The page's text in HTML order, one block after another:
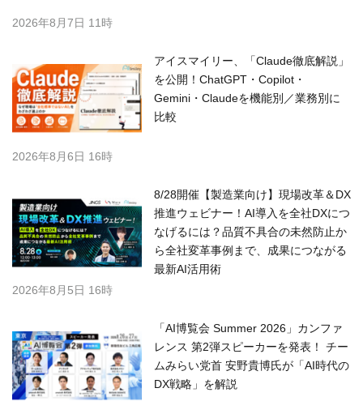
2026年8月7日 11時
アイスマイリー、「Claude徹底解説」
を公開！ChatGPT・Copilot・
Gemini・Claudeを機能別／業務別に
比較
2026年8月6日 16時
8/28開催【製造業向け】現場改革＆DX
推進ウェビナー！AI導入を全社DXにつ
なげるには？品質不具合の未然防止か
ら全社変革事例まで、成果につながる
最新AI活用術
2026年8月5日 16時
「AI博覧会 Summer 2026」カンファ
レンス 第2弾スピーカーを発表！ チー
ムみらい党首 安野貴博氏が「AI時代の
DX戦略」を解説